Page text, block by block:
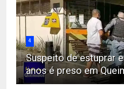
4
Suspeito de estuprar
anos é preso em